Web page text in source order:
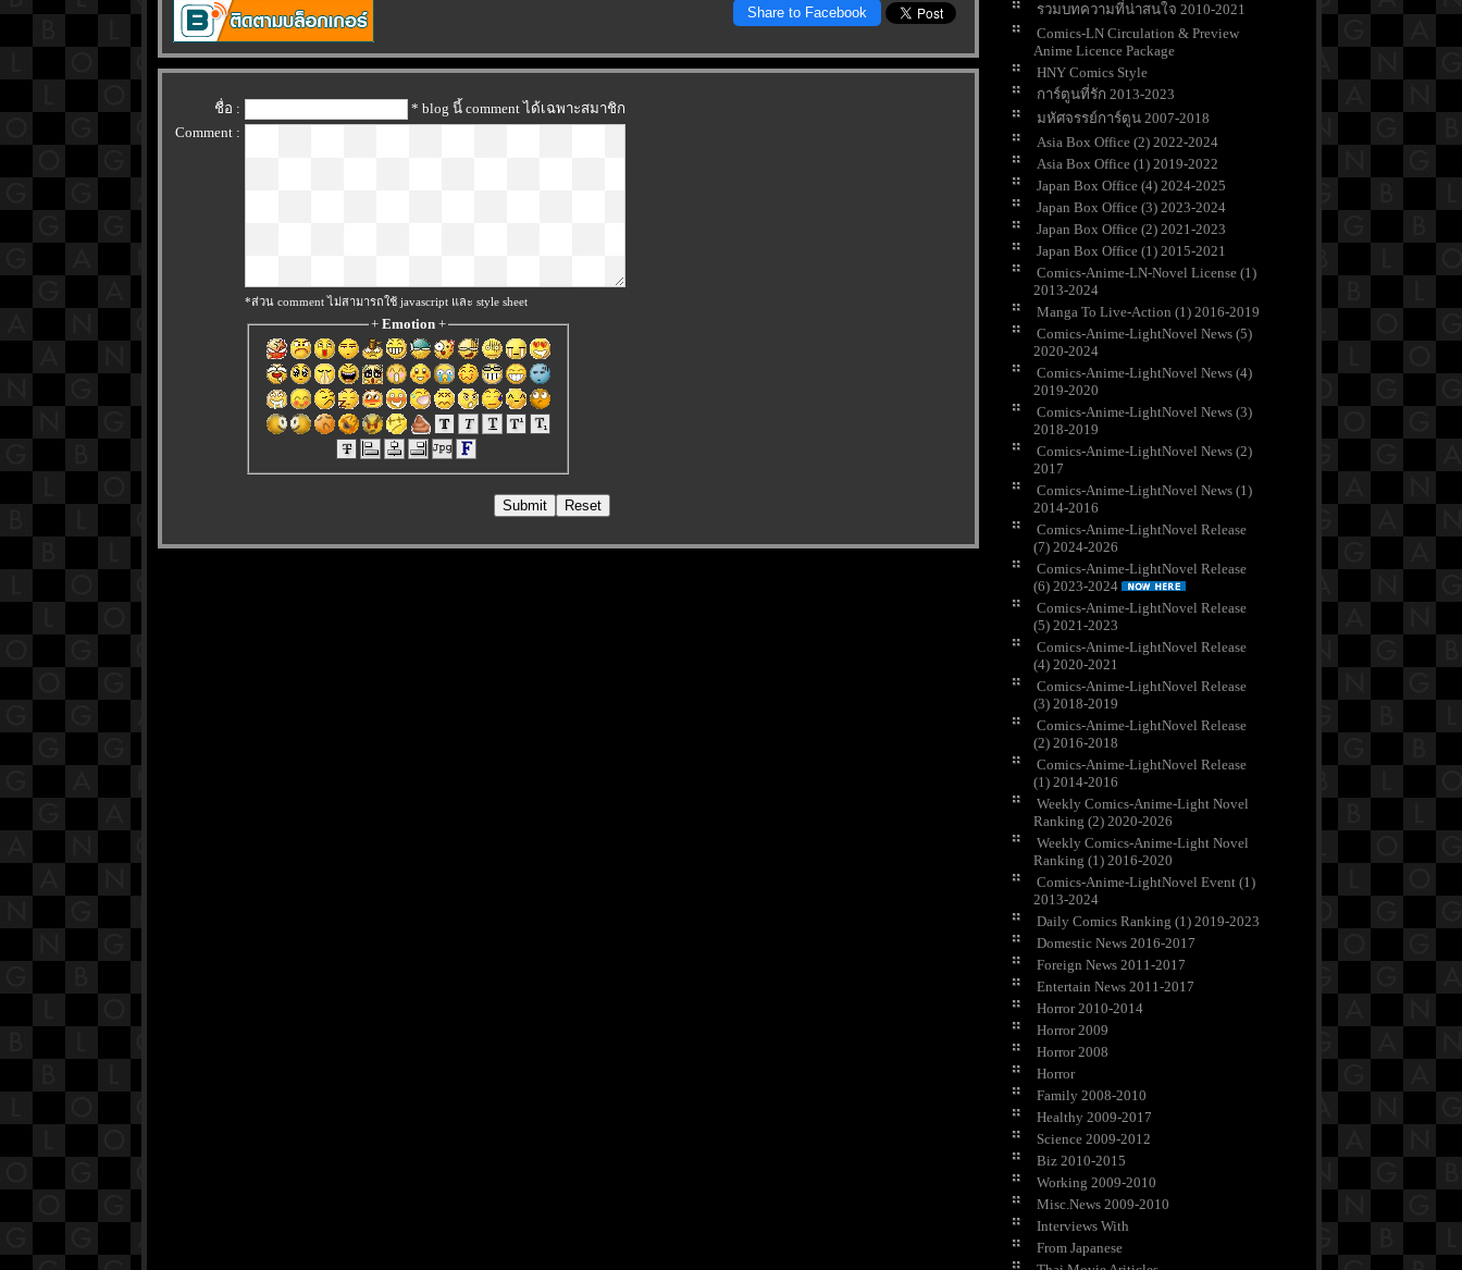
Share to Facebook
ชื่อ :
* blog นี้ comment ได้เฉพาะสมาชิก
Comment :
*ส่วน comment ไม่สามารถใช้ javascript และ style sheet
+ Emotion+
รวมบทความที่น่าสนใจ 2010-2021
Comics-LN Circulation & Preview
Anime Licence Package
HNY Comics Style
การ์ตูนที่รัก 2013-2023
มหัศจรรย์การ์ตูน 2007-2018
Asia Box Office (2) 2022-2024
Asia Box Office (1) 2019-2022
Japan Box Office (4) 2024-2025
Japan Box Office (3) 2023-2024
Japan Box Office (2) 2021-2023
Japan Box Office (1) 2015-2021
Comics-Anime-LN-Novel License (1)
2013-2024
Manga To Live-Action (1) 2016-2019
Comics-Anime-LightNovel News (5)
2020-2024
Comics-Anime-LightNovel News (4)
2019-2020
Comics-Anime-LightNovel News (3)
2018-2019
Comics-Anime-LightNovel News (2)
2017
Comics-Anime-LightNovel News (1)
2014-2016
Comics-Anime-LightNovel Release
(7) 2024-2026
Comics-Anime-LightNovel Release
(6) 2023-2024
Comics-Anime-LightNovel Release
(5) 2021-2023
Comics-Anime-LightNovel Release
(4) 2020-2021
Comics-Anime-LightNovel Release
(3) 2018-2019
Comics-Anime-LightNovel Release
(2) 2016-2018
Comics-Anime-LightNovel Release
(1) 2014-2016
Weekly Comics-Anime-Light Novel
Ranking (2) 2020-2026
Weekly Comics-Anime-Light Novel
Ranking (1) 2016-2020
Comics-Anime-LightNovel Event (1)
2013-2024
Daily Comics Ranking (1) 2019-2023
Domestic News 2016-2017
Foreign News 2011-2017
Entertain News 2011-2017
Horror 2010-2014
Horror 2009
Horror 2008
Horror
Family 2008-2010
Healthy 2009-2017
Science 2009-2012
Biz 2010-2015
Working 2009-2010
Misc.News 2009-2010
Interviews With
From Japanese